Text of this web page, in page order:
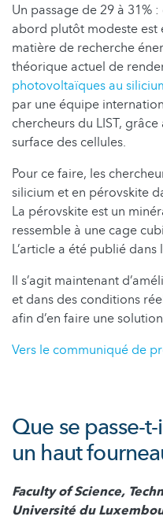
Un passage de 29 à 31%
abord plutôt modeste est
matière de recherche
théorique actuel de
photovoltaïques au
par une équipe
chercheurs du LIST,
surface des cellules.
Pour ce faire, les
silicium et en pérovskite
La pérovskite est un
ressemble à une cage
L’article a été publié
Il s’agit maintenant
et dans des conditions
afin d’en faire une
Vers le communiqué de
Que se passe-
un haut
Faculty of Science,
Université du